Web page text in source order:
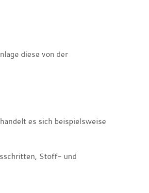
diese von der
es sich beispielsweise
Stoff- und